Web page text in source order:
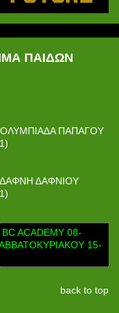
ΠΑΙΔΩΝ
ΠΑΠΑΓΟΥ
ΔΑΦΝΙΟΥ
ACADEMY 08-
15-
back to top